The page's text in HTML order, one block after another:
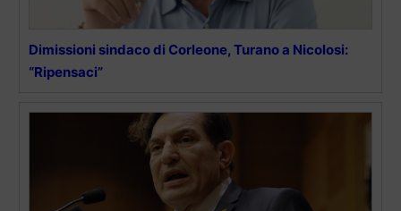
Dimissioni sindaco di Corleone, Turano a Nicolosi:
“Ripensaci”